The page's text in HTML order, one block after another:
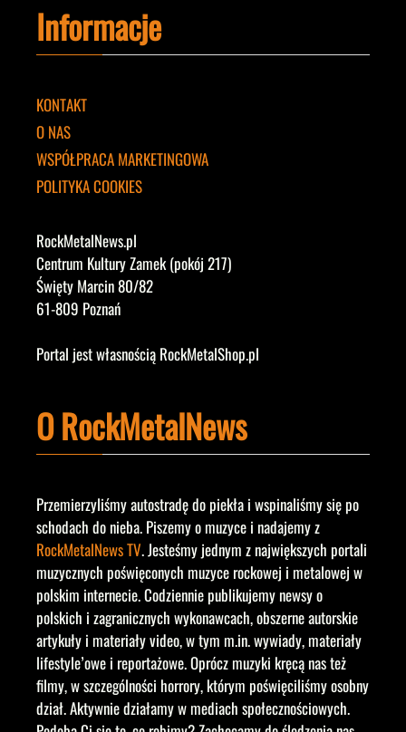
Informacje
KONTAKT
O NAS
WSPÓŁPRACA MARKETINGOWA
POLITYKA COOKIES
RockMetalNews.pl
Centrum Kultury Zamek (pokój 217)
Święty Marcin 80/82
61-809 Poznań
Portal jest własnością RockMetalShop.pl
O RockMetalNews
Przemierzyliśmy autostradę do piekła i wspinaliśmy się po
schodach do nieba. Piszemy o muzyce i nadajemy z
RockMetalNews TV. Jesteśmy jednym z największych portali
muzycznych poświęconych muzyce rockowej i metalowej w
polskim internecie. Codziennie publikujemy newsy o
polskich i zagranicznych wykonawcach, obszerne autorskie
artykuły i materiały video, w tym m.in. wywiady, materiały
lifestyle’owe i reportażowe. Oprócz muzyki kręcą nas też
filmy, w szczególności horrory, którym poświęciliśmy osobny
dział. Aktywnie działamy w mediach społecznościowych.